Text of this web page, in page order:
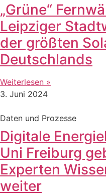
„Grüne“
Leipziger
der größten
Deutschlands
Weiterlesen »
3. Juni 2024
Daten und Prozesse
Digitale
Uni Freiburg
Experten
weiter